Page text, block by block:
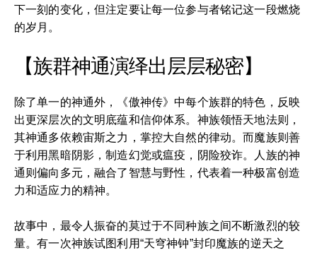
下一刻的变化，但注定要让每一位参与者铭记这一段燃烧
的岁月。
【族群神通演绎出层层秘密】
除了单一的神通外，《傲神传》中每个族群的特色，反映
出更深层次的文明底蕴和信仰体系。神族领悟天地法则，
其神通多依赖宙斯之力，掌控大自然的律动。而魔族则善
于利用黑暗阴影，制造幻觉或瘟疫，阴险狡诈。人族的神
通则偏向多元，融合了智慧与野性，代表着一种极富创造
力和适应力的精神。
故事中，最令人振奋的莫过于不同种族之间不断激烈的较
量。有一次神族试图利用“天穹神钟”封印魔族的逆天之